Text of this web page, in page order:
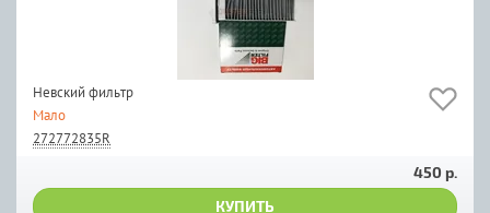
Невский фильтр
Мало
272772835R
450 р.
КУПИТЬ